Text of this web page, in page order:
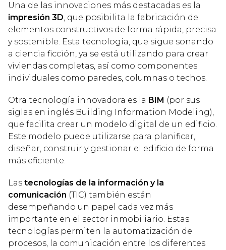
Una de las innovaciones más destacadas es la
impresión 3D, que posibilita la fabricación de
elementos constructivos de forma rápida, precisa
y sostenible. Esta tecnología, que sigue sonando
a ciencia ficción, ya se está utilizando para crear
viviendas completas, así como componentes
individuales como paredes, columnas o techos.
Otra tecnología innovadora es la BIM (por sus
siglas en inglés Building Information Modeling),
que facilita crear un modelo digital de un edificio.
Este modelo puede utilizarse para planificar,
diseñar, construir y gestionar el edificio de forma
más eficiente.
Las tecnologías de la información y la
comunicación (TIC) también están
desempeñando un papel cada vez más
importante en el sector inmobiliario. Estas
tecnologías permiten la automatización de
procesos, la comunicación entre los diferentes